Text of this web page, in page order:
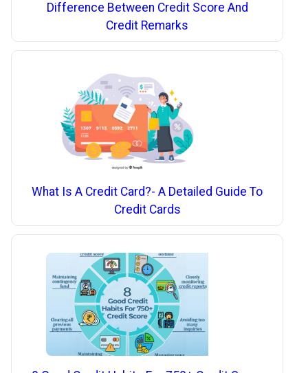
Difference Between Credit Score And
Credit Remarks
What Is A Credit Card?- A Detailed Guide To
Credit Cards